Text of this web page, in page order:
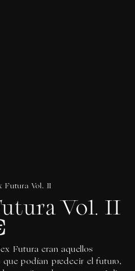
Futura Vol. II
Vol. II
Futura eran aquellos
que podían predecir el futuro,